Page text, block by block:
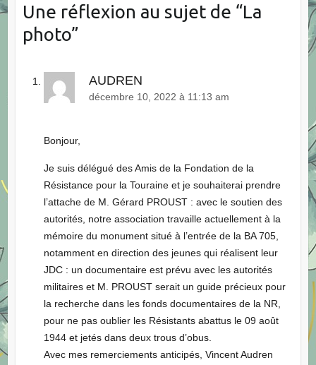
Une réflexion au sujet de “La
photo”
AUDREN
décembre 10, 2022 à 11:13 am
Bonjour,
Je suis délégué des Amis de la Fondation de la
Résistance pour la Touraine et je souhaiterai prendre
l’attache de M. Gérard PROUST : avec le soutien des
autorités, notre association travaille actuellement à la
mémoire du monument situé à l’entrée de la BA 705,
notamment en direction des jeunes qui réalisent leur
JDC : un documentaire est prévu avec les autorités
militaires et M. PROUST serait un guide précieux pour
la recherche dans les fonds documentaires de la NR,
pour ne pas oublier les Résistants abattus le 09 août
1944 et jetés dans deux trous d’obus.
Avec mes remerciements anticipés, Vincent Audren